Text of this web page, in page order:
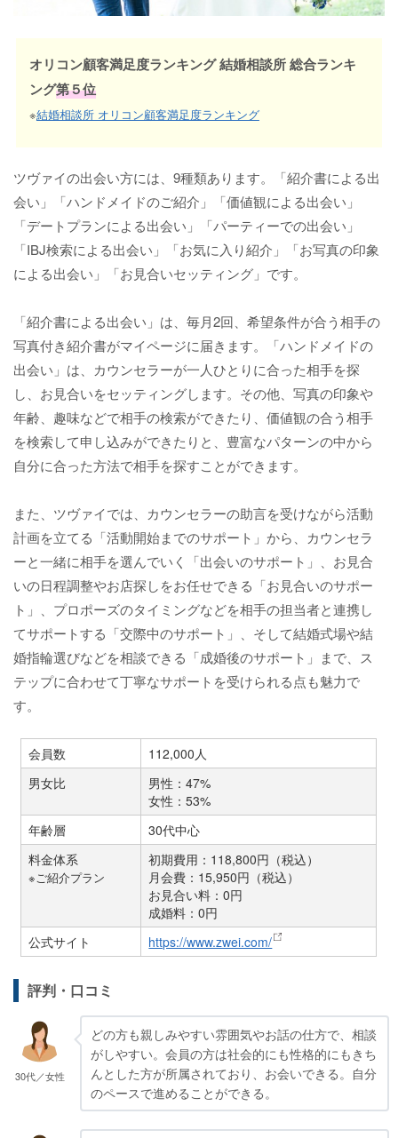
オリコン顧客満足度ランキング 結婚相談所 総合ランキ
ング第５位
※結婚相談所 オリコン顧客満足度ランキング
ツヴァイの出会い方には、9種類あります。「紹介書による出
会い」「ハンドメイドのご紹介」「価値観による出会い」
「デートプランによる出会い」「パーティーでの出会い」
「IBJ検索による出会い」「お気に入り紹介」「お写真の印象
による出会い」「お見合いセッティング」です。
「紹介書による出会い」は、毎月2回、希望条件が合う相手の
写真付き紹介書がマイページに届きます。「ハンドメイドの
出会い」は、カウンセラーが一人ひとりに合った相手を探
し、お見合いをセッティングします。その他、写真の印象や
年齢、趣味などで相手の検索ができたり、価値観の合う相手
を検索して申し込みができたりと、豊富なパターンの中から
自分に合った方法で相手を探すことができます。
また、ツヴァイでは、カウンセラーの助言を受けながら活動
計画を立てる「活動開始までのサポート」から、カウンセラ
ーと一緒に相手を選んでいく「出会いのサポート」、お見合
いの日程調整やお店探しをお任せできる「お見合いのサポー
ト」、プロポーズのタイミングなどを相手の担当者と連携し
てサポートする「交際中のサポート」、そして結婚式場や結
婚指輪選びなどを相談できる「成婚後のサポート」まで、ス
テップに合わせて丁寧なサポートを受けられる点も魅力で
す。
会員数
112,000人
男女比
男性：47%
女性：53%
年齢層
30代中心
料金体系
※ご紹介プラン
初期費用：118,800円（税込）
月会費：15,950円（税込）
お見合い料：0円
成婚料：0円
公式サイト
https://www.zwei.com/
評判・口コミ
30代／女性
どの方も親しみやすい雰囲気やお話の仕方で、相談
がしやすい。会員の方は社会的にも性格的にもきち
んとした方が所属されており、お会いできる。自分
のペースで進めることができる。